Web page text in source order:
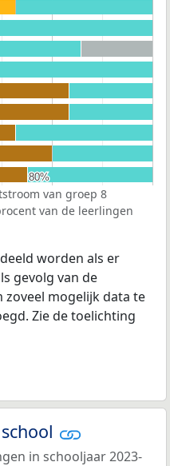
80%
80%
van groep 8
van de leerlingen
worden als er
gevolg van de
zoveel mogelijk data te
Zie de toelichting
in schooljaar 2023-